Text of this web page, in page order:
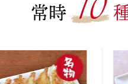
常時 10